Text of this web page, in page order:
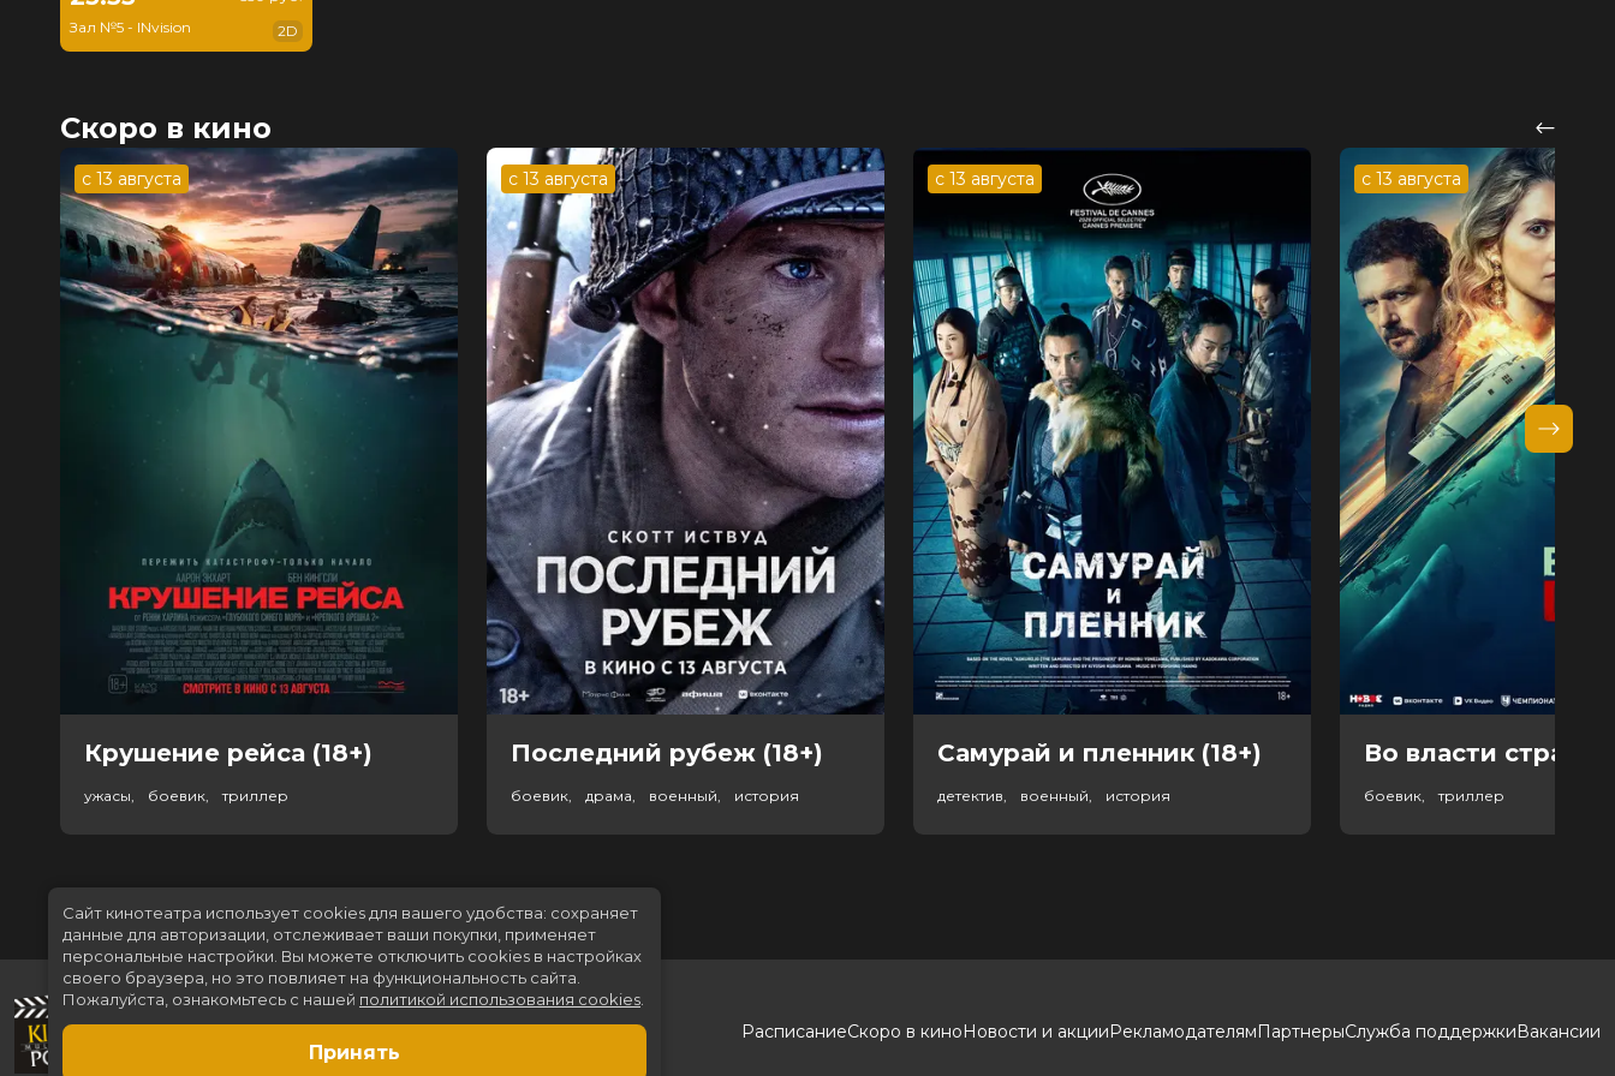
Зал №5 - INvision
2D
Скоро в кино
с 13 августа
Крушение рейса (18+)
ужасы, боевик, триллер
с 13 августа
Последний рубеж (18+)
боевик, драма, военный, история
с 13 августа
Самурай и пленник (18+)
детектив, военный, история
с 13 августа
Во власти страха
боевик, триллер
РасписаниеСкоро в киноНовости и акцииРекламодателямПартнерыСлужба поддержкиВакансии
Сайт кинотеатра использует cookies для вашего удобства: сохраняет
данные для авторизации, отслеживает ваши покупки, применяет
персональные настройки. Вы можете отключить cookies в настройках
своего браузера, но это повлияет на функциональность сайта.
Пожалуйста, ознакомьтесь с нашей политикой использования cookies
Принять